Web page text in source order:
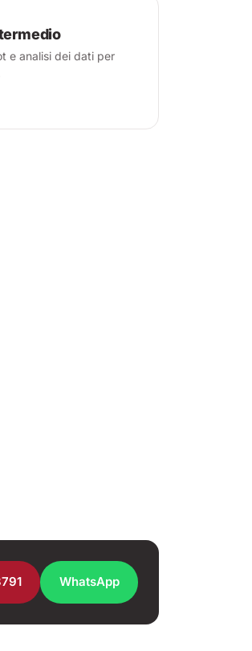
e analisi dei dati per
WhatsApp